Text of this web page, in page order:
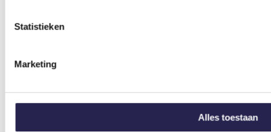
Statistieken
Marketing
Alles toestaan